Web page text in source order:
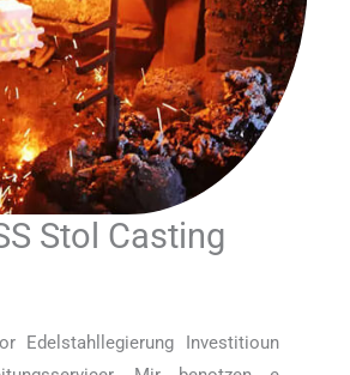
Stol Casting
Edelstahllegierung Investitioun